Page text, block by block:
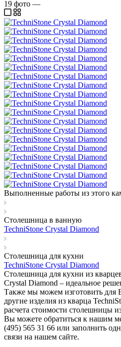
19 фото —
Выполненные работы из этого
Столешница в ванную
TechniStone Crystal Diamond
Столешница для кухни
TechniStone Crystal Diamond
Столешница для кухни из
Crystal Diamond – идеальное
Также мы можем изготовить для
другие изделия из кварца
расчета стоимости столешницы
Вы можете обратиться к нашим
(495) 565 31 66 или заполнить
связи на нашем сайте.